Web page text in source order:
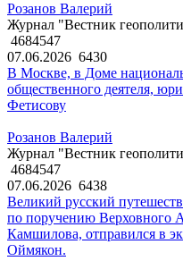
Розанов Валерий
Журнал "Вестник
4684547
07.06.2026 6430
В Москве, в Доме
общественного деятеля,
Фетисову
Розанов Валерий
Журнал "Вестник
4684547
07.06.2026 6438
Великий русский
по поручению Верховного
Камшилова, отправился в
Оймякон.